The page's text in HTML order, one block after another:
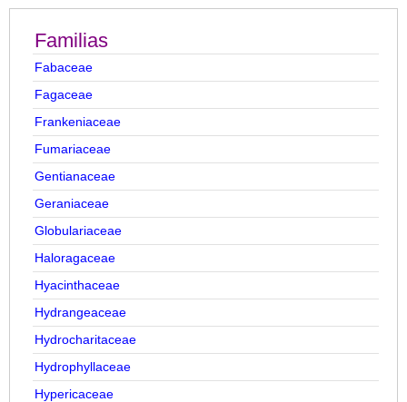
Familias
Fabaceae
Fagaceae
Frankeniaceae
Fumariaceae
Gentianaceae
Geraniaceae
Globulariaceae
Haloragaceae
Hyacinthaceae
Hydrangeaceae
Hydrocharitaceae
Hydrophyllaceae
Hypericaceae